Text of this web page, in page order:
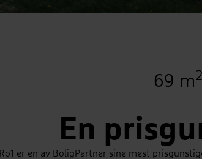
69 m2
En
Ro1 er en av BoligPartner sine mest